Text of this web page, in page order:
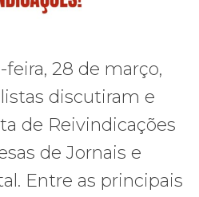
28 de março,
discutiram e
de Reivindicações
de Jornais e
Entre as principais